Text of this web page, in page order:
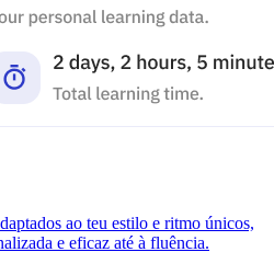
ao teu estilo e ritmo únicos,
e eficaz até à fluência.